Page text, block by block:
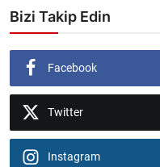
Bizi Takip Edin
Facebook
Twitter
Instagram